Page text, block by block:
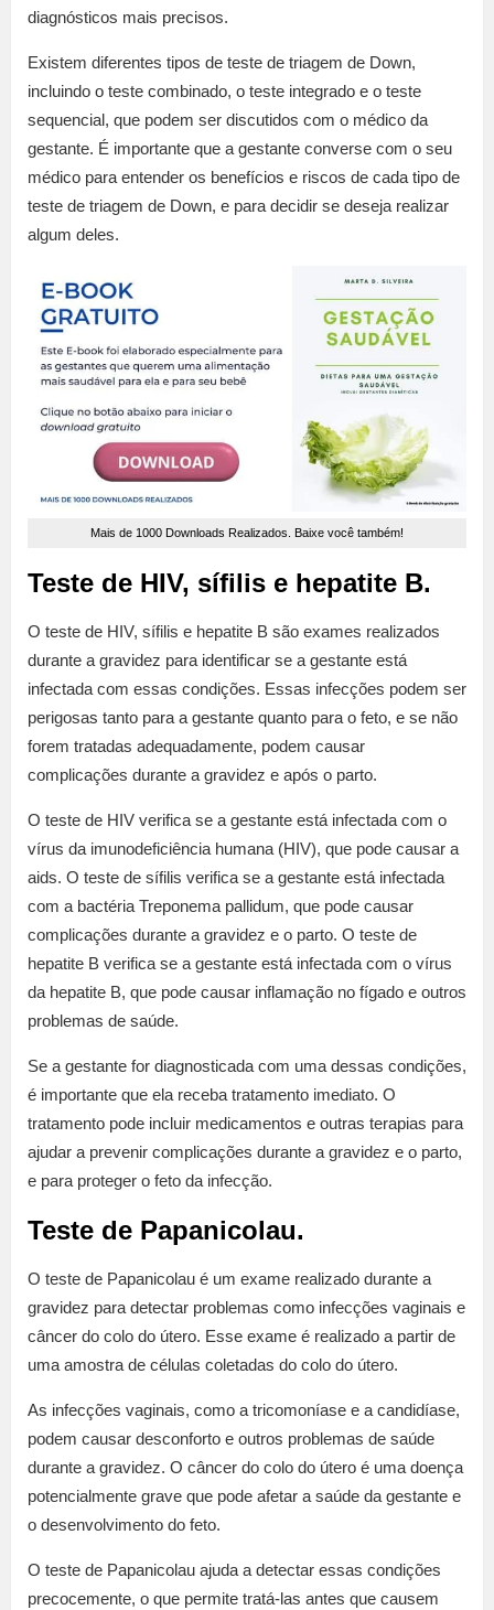
diagnósticos mais precisos.
Existem diferentes tipos de teste de triagem de Down,
incluindo o teste combinado, o teste integrado e o teste
sequencial, que podem ser discutidos com o médico da
gestante. É importante que a gestante converse com o seu
médico para entender os benefícios e riscos de cada tipo de
teste de triagem de Down, e para decidir se deseja realizar
algum deles.
Mais de 1000 Downloads Realizados. Baixe você também!
Teste de HIV, sífilis e hepatite B.
O teste de HIV, sífilis e hepatite B são exames realizados
durante a gravidez para identificar se a gestante está
infectada com essas condições. Essas infecções podem ser
perigosas tanto para a gestante quanto para o feto, e se não
forem tratadas adequadamente, podem causar
complicações durante a gravidez e após o parto.
O teste de HIV verifica se a gestante está infectada com o
vírus da imunodeficiência humana (HIV), que pode causar a
aids. O teste de sífilis verifica se a gestante está infectada
com a bactéria Treponema pallidum, que pode causar
complicações durante a gravidez e o parto. O teste de
hepatite B verifica se a gestante está infectada com o vírus
da hepatite B, que pode causar inflamação no fígado e outros
problemas de saúde.
Se a gestante for diagnosticada com uma dessas condições,
é importante que ela receba tratamento imediato. O
tratamento pode incluir medicamentos e outras terapias para
ajudar a prevenir complicações durante a gravidez e o parto,
e para proteger o feto da infecção.
Teste de Papanicolau.
O teste de Papanicolau é um exame realizado durante a
gravidez para detectar problemas como infecções vaginais e
câncer do colo do útero. Esse exame é realizado a partir de
uma amostra de células coletadas do colo do útero.
As infecções vaginais, como a tricomoníase e a candidíase,
podem causar desconforto e outros problemas de saúde
durante a gravidez. O câncer do colo do útero é uma doença
potencialmente grave que pode afetar a saúde da gestante e
o desenvolvimento do feto.
O teste de Papanicolau ajuda a detectar essas condições
precocemente, o que permite tratá-las antes que causem